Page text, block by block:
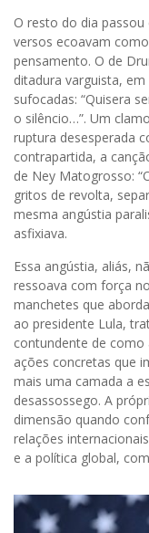
O resto do dia
versos ecoavam
pensamento. O de
ditadura varguista,
sufocadas: “Quisera
o silêncio…”. Um
ruptura desesperada
contrapartida, a
de Ney Matogrosso:
gritos de revolta,
mesma angústia
asfixiava.
Essa angústia, aliás,
ressoava com força
manchetes que
ao presidente Lula,
contundente de
ações concretas que
mais uma camada a
desassossego. A
dimensão quando
relações
e a política global,